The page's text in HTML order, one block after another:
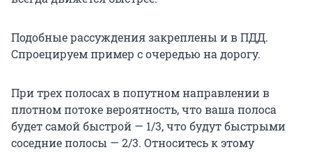
Подобные рассуждения закреплены и в ПДД.
Спроецируем пример с очередью на дорогу.
При трех полосах в попутном направлении в
плотном потоке вероятность, что ваша полоса
будет самой быстрой — 1/3, что будут быстрыми
соседние полосы — 2/3. Относитесь к этому